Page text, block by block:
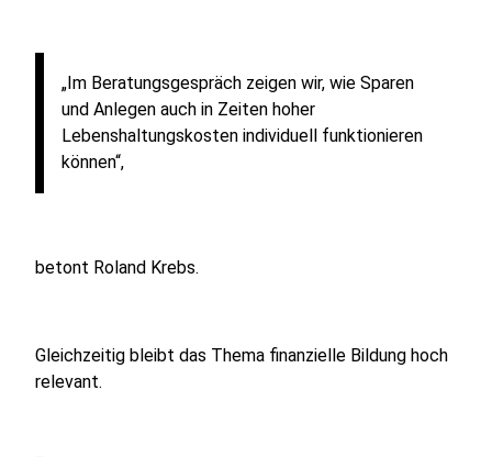
„Im Beratungsgespräch zeigen wir, wie Sparen
und Anlegen auch in Zeiten hoher
Lebenshaltungskosten individuell funktionieren
können“,
betont Roland Krebs.
Gleichzeitig bleibt das Thema finanzielle Bildung hoch
relevant.